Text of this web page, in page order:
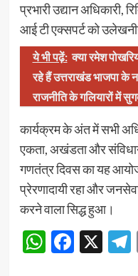
प्रभारी उद्यान अधिकारी,
आई टी एक्सपर्ट को
ये भी पढ़ें: क्या रमेश
रहे हैं उत्तराखंड भाजपा के
राजनीति के गलियारों में
कार्यक्रम के अंत में सभी
एकता, अखंडता और
गणतंत्र दिवस का यह
प्रेरणादायी रहा और
करने वाला सिद्ध हुआ।
X